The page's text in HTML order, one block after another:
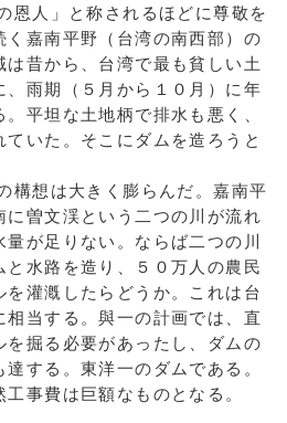
人」と称されるほどに尊敬を
く嘉南平野（台湾の南西部）の
昔から、台湾で最も貧しい土
、雨期（５月から１０月）に年
平坦な土地柄で排水も悪く、
いた。そこにダムを造ろうと
想は大きく膨らんだ。嘉南平
に曽文渓という二つの川が流れ
が足りない。ならば二つの川
水路を造り、５０万人の農民
を灌漑したらどうか。これは台
当する。與一の計画では、直
を掘る必要があったし、ダムの
する。東洋一のダムである。
事費は巨額なものとなる。